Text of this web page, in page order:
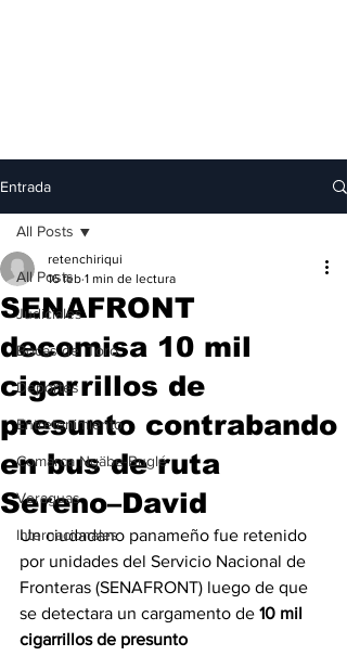
Entrada
All Posts
Judiciales
Bocas del Toro
Deportes
Entretenimiento
Comarca Ngäbe-Buglé
Veraguas
Internacionales
All Posts
SENAFRONT
decomisa 10 mil
cigarrillos de
presunto contrabando
en bus de ruta
Sereno–David
retenchiriqui
16 feb 1 min de lectura
Un ciudadano panameño fue retenido
por unidades del Servicio Nacional de
Fronteras (SENAFRONT) luego de que
se detectara un cargamento de 10 mil
cigarrillos de presunto